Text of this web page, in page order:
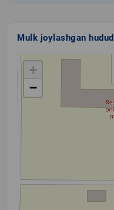
Mulk joylashgan hudud
+
−